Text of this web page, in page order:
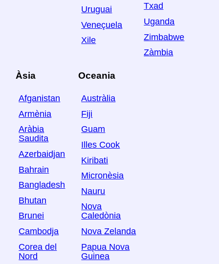
Uruguai
Veneçuela
Xile
Txad
Uganda
Zimbabwe
Zàmbia
Àsia
Afganistan
Armènia
Aràbia
Saudita
Azerbaidjan
Bahrain
Bangladesh
Bhutan
Brunei
Cambodja
Corea del
Nord
Oceania
Austràlia
Fiji
Guam
Illes Cook
Kiribati
Micronèsia
Nauru
Nova
Caledònia
Nova Zelanda
Papua Nova
Guinea